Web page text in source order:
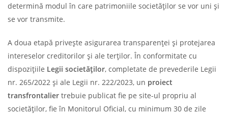
determină modul în care patrimoniile societăților se vor uni și
se vor transmite.
A doua etapă privește asigurarea transparenței și protejarea
intereselor creditorilor și ale terților. În conformitate cu
dispozițiile Legii societăților, completate de prevederile Legii
nr. 265/2022 și ale Legii nr. 222/2023, un proiect
transfrontalier trebuie publicat fie pe site-ul propriu al
societăților, fie în Monitorul Oficial, cu minimum 30 de zile